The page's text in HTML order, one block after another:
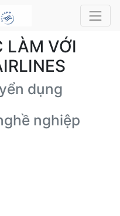
LÀM VỚI
dụng
nghiệp